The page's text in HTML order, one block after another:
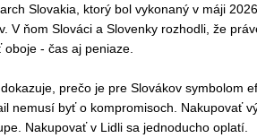
Slovakia, ktorý bol vykonaný v máji
V ňom Slováci a Slovenky rozhodli, že
oboje - čas aj peniaze.
prečo je pre Slovákov symbolom
nemusí byť o kompromisoch. Nakupovať
Nakupovať v Lidli sa jednoducho oplatí.